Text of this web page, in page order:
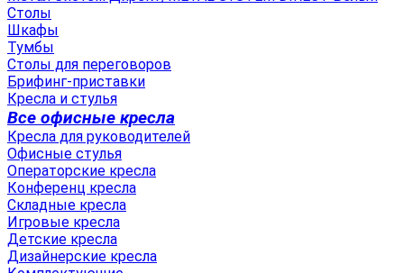
Столы
Шкафы
Тумбы
Столы для переговоров
Брифинг-приставки
Кресла и стулья
Все офисные кресла
Кресла для руководителей
Офисные стулья
Операторские кресла
Конференц кресла
Складные кресла
Игровые кресла
Детские кресла
Дизайнерские кресла